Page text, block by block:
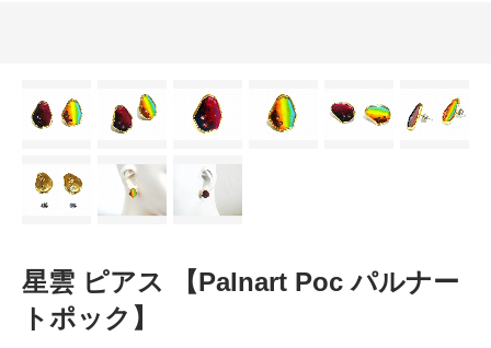
星雲 ピアス 【Palnart Poc パルナー
トポック】